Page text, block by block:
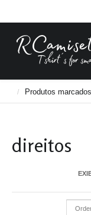
RCamisetas - Tshirt´s
Produtos
direitos